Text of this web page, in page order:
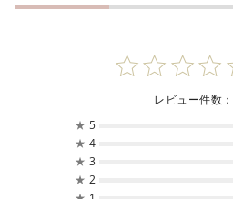
レビュー件数：
★ 5
★ 4
★ 3
★ 2